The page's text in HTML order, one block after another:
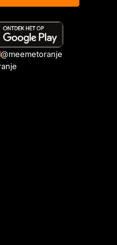
@meemetoranje